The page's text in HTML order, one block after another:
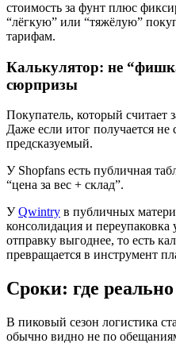
стоимость за фунт плюс
“лёгкую” или “тяжёлую”
тарифам.
Калькулятор: не
сюрпризы
Покупатель, который считает
Даже если итог получается
предсказуемый.
У Shopfans есть публичная
“цена за вес + склад”.
УQwintry в публичных
консолидация и
отправку выгоднее, то есть
превращается в инструмент
Сроки: где
В пиковый сезон логистика
обычно видно не по